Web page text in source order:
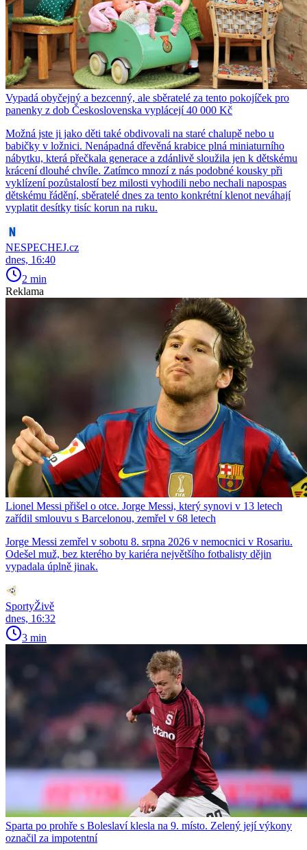
Vypadá obyčejný a bezcenný, ale sběratelé za tento pokojíček pro
panenky z dob Československa vyplácejí 40 000 Kč
Možná jste ji jako děti také obdivovali na staré chalupě nebo u
babičky v ložnici. Nenápadná dřevěná krabice plná miniaturního
nábytku, která přečkala generace a zdánlivě sloužila jen k dětskému
krácení dlouhé chvíle. Zatímco mnozí z nás podobné kousky při
vyklízení pozůstalostí bez milosti vyhodili nebo nechali napospas
dětskému řádění, sběratelé dnes za tento konkrétní klenot neváhají
vyplatit desítky tisíc korun na ruku.
NESPECHEJ.cz
dnes, 16:40
2 min
Reklama
Lionel Messi přišel o otce. Jorge Messi, který synovi v 13 letech
zařídil smlouvu s Barcelonou, zemřel v 68 letech
Jorge Messi zemřel v sobotu 8. srpna 2026 v nemocnici v Rosariu.
Odešel muž, bez kterého by kariéra největšího fotbalisty dějin
vypadala úplně jinak.
SportyŽivě
dnes, 16:32
3 min
Sparta po prohře s Boleslaví klesla na 9. místo. Zelený její výkony
označil za impotentní